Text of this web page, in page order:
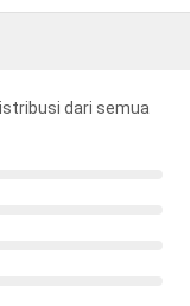
dari semua